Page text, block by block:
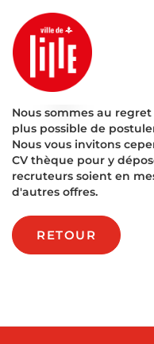
Nous sommes au
plus possible de
Nous vous invitons
CV thèque pour y
recruteurs soient en
d'autres offres.
RETOUR